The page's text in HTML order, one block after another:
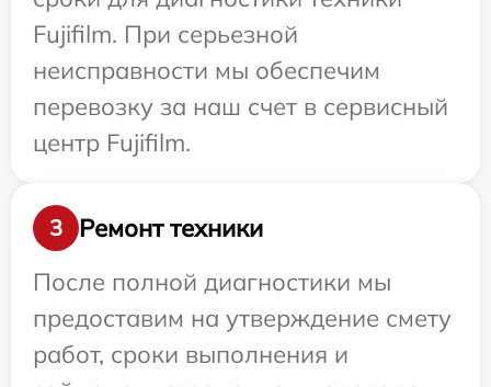
Fujifilm. При серьезной
неисправности мы обеспечим
перевозку за наш счет в сервисный
центр Fujifilm.
3
Ремонт техники
После полной диагностики мы
предоставим на утверждение смету
работ, сроки выполнения и